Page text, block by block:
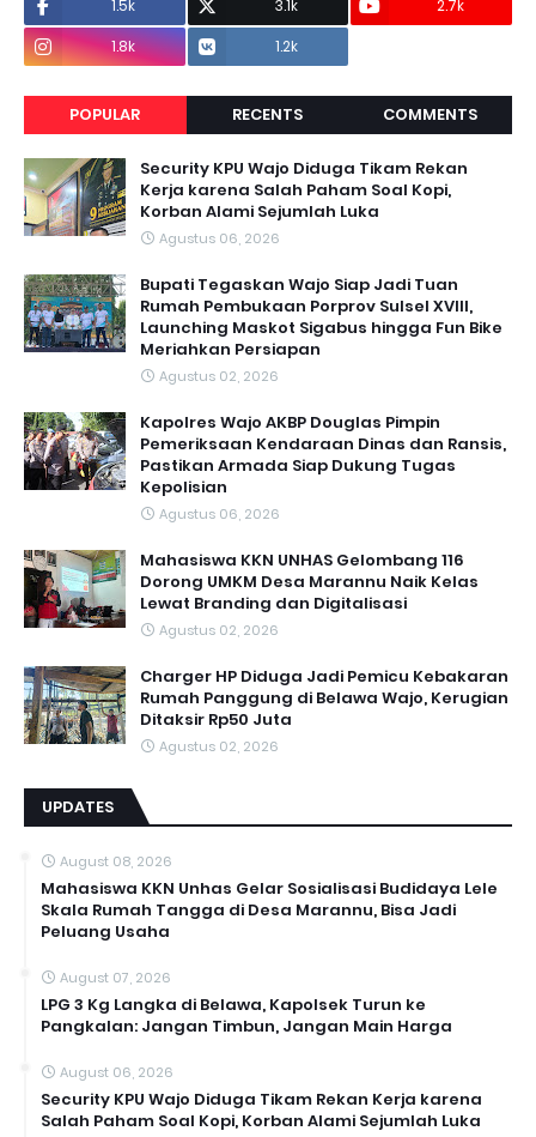
1.5k 3.1k
2.7k
1.8k
1.2k
POPULAR RECENTS COMMENTS
Security KPU Wajo Diduga Tikam Rekan
Kerja karena Salah Paham Soal Kopi,
Korban Alami Sejumlah Luka
Agustus 06, 2026
Bupati Tegaskan Wajo Siap Jadi Tuan
Rumah Pembukaan Porprov Sulsel XVIII,
Launching Maskot Sigabus hingga Fun Bike
Meriahkan Persiapan
Agustus 02, 2026
Kapolres Wajo AKBP Douglas Pimpin
Pemeriksaan Kendaraan Dinas dan Ransis,
Pastikan Armada Siap Dukung Tugas
Kepolisian
Agustus 06, 2026
Mahasiswa KKN UNHAS Gelombang 116
Dorong UMKM Desa Marannu Naik Kelas
Lewat Branding dan Digitalisasi
Agustus 02, 2026
Charger HP Diduga Jadi Pemicu Kebakaran
Rumah Panggung di Belawa Wajo, Kerugian
Ditaksir Rp50 Juta
Agustus 02, 2026
UPDATES
August 08, 2026
Mahasiswa KKN Unhas Gelar Sosialisasi Budidaya Lele
Skala Rumah Tangga di Desa Marannu, Bisa Jadi
Peluang Usaha
August 07, 2026
LPG 3 Kg Langka di Belawa, Kapolsek Turun ke
Pangkalan: Jangan Timbun, Jangan Main Harga
August 06, 2026
Security KPU Wajo Diduga Tikam Rekan Kerja karena
Salah Paham Soal Kopi, Korban Alami Sejumlah Luka